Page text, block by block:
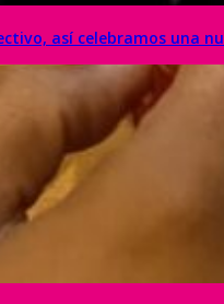
así celebramos una